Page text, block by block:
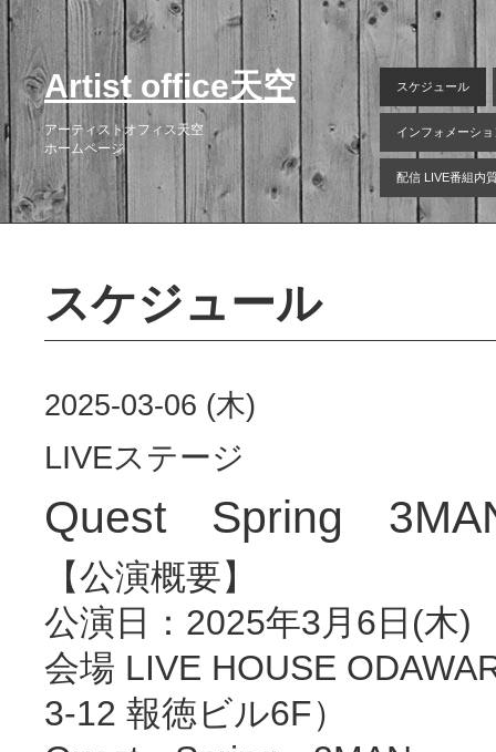
Artist office天空
アーティストオフィス天空
ホームページ
スケジュール
インフォメーショ
配信 LIVE番組内
スケジュール
2025-03-06 (木)
LIVEステージ
Quest Spring
【公演概要】
公演日：2025年3月6日(木)
会場 LIVE HOUSE
3-12 報徳ビル6F）